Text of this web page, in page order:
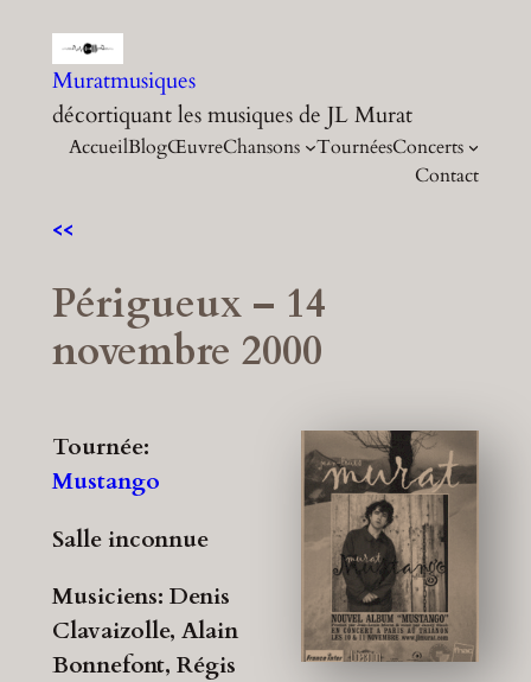
contenu
Muratmusiques
décortiquant les musiques de JL Murat
AccueilBlogŒuvreChansons TournéesConcerts
Contact
<<
Périgueux – 14
novembre 2000
Tournée:
Mustango
Salle inconnue
Musiciens: Denis
Clavaizolle, Alain
Bonnefont, Régis